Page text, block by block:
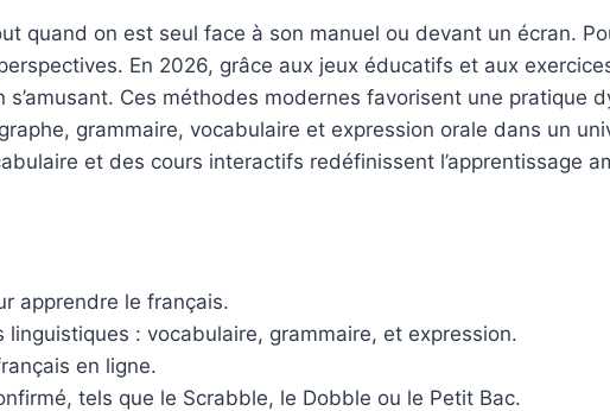
quand on est seul face à son manuel ou devant un écran.
En 2026, grâce aux jeux éducatifs et aux
Ces méthodes modernes favorisent une pratique
grammaire, vocabulaire et expression orale dans un
et des cours interactifs redéfinissent l’apprentissage
apprendre le français.
: vocabulaire, grammaire, et expression.
en ligne.
tels que le Scrabble, le Dobble ou le Petit Bac.